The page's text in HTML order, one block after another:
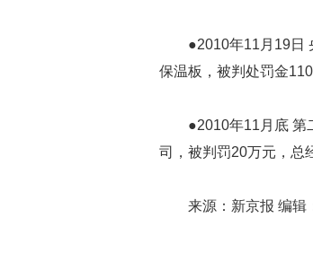
●2010年11月19日
保温板，被判处罚金
●2010年11月底 第
司，被判罚20万元，总
来源：新京报 编辑